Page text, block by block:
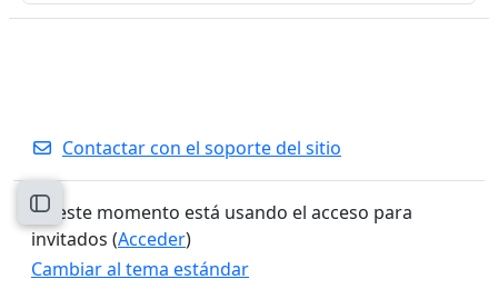
Abrir índice del curso
Contactar con el soporte del sitio
En este momento está usando el acceso para
invitados (Acceder)
Cambiar al tema estándar